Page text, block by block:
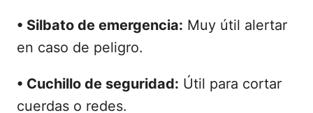
• Silbato de emergencia: Muy útil alertar
en caso de peligro.
• Cuchillo de seguridad: Útil para cortar
cuerdas o redes.